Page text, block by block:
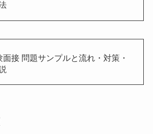
接 問題サンプルと流れ・対策・